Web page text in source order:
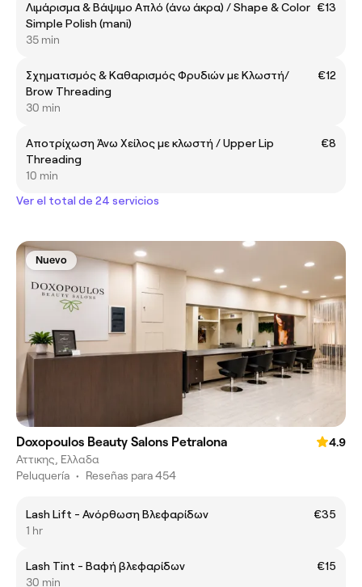
Λιμάρισμα & Βάψιμο Απλό (άνω άκρα) / Shape & Color
Simple Polish (mani)
€13
35 min
Σχηματισμός & Καθαρισμός Φρυδιών με Κλωστή/
Brow Threading
€12
30 min
Αποτρίχωση Άνω Χείλος με κλωστή / Upper Lip
Threading
€8
10 min
Ver el total de 24 servicios
Nuevo
Doxopoulos Beauty Salons Petralona
4.9
Αττικης, Ελλαδα
Peluquería • Reseñas para 454
Lash Lift - Ανόρθωση Βλεφαρίδων
€35
1 hr
Lash Tint - Βαφή βλεφαρίδων
€15
30 min